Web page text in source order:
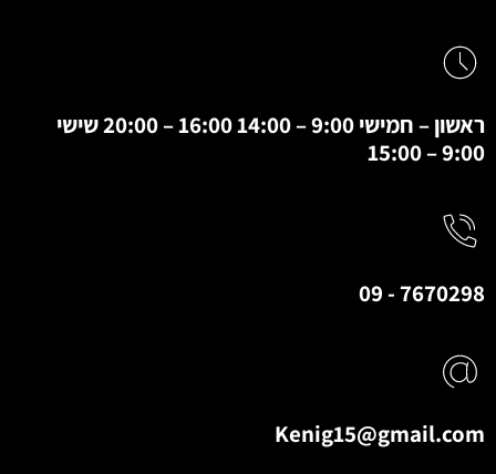
ראשון – חמישי 9:00 – 14:00 16:00 – 20:00 שישי
9:00 – 15:00
7670298 - 09
Kenig15@gmail.com